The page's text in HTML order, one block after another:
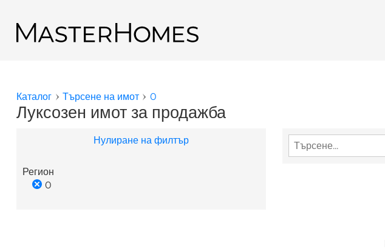
Обратно към резултатите от търсенето
Вие сте тук
Каталог Търсене на имот 0
Луксозен имот за продажба
Нулиране на филтър
Регион
0